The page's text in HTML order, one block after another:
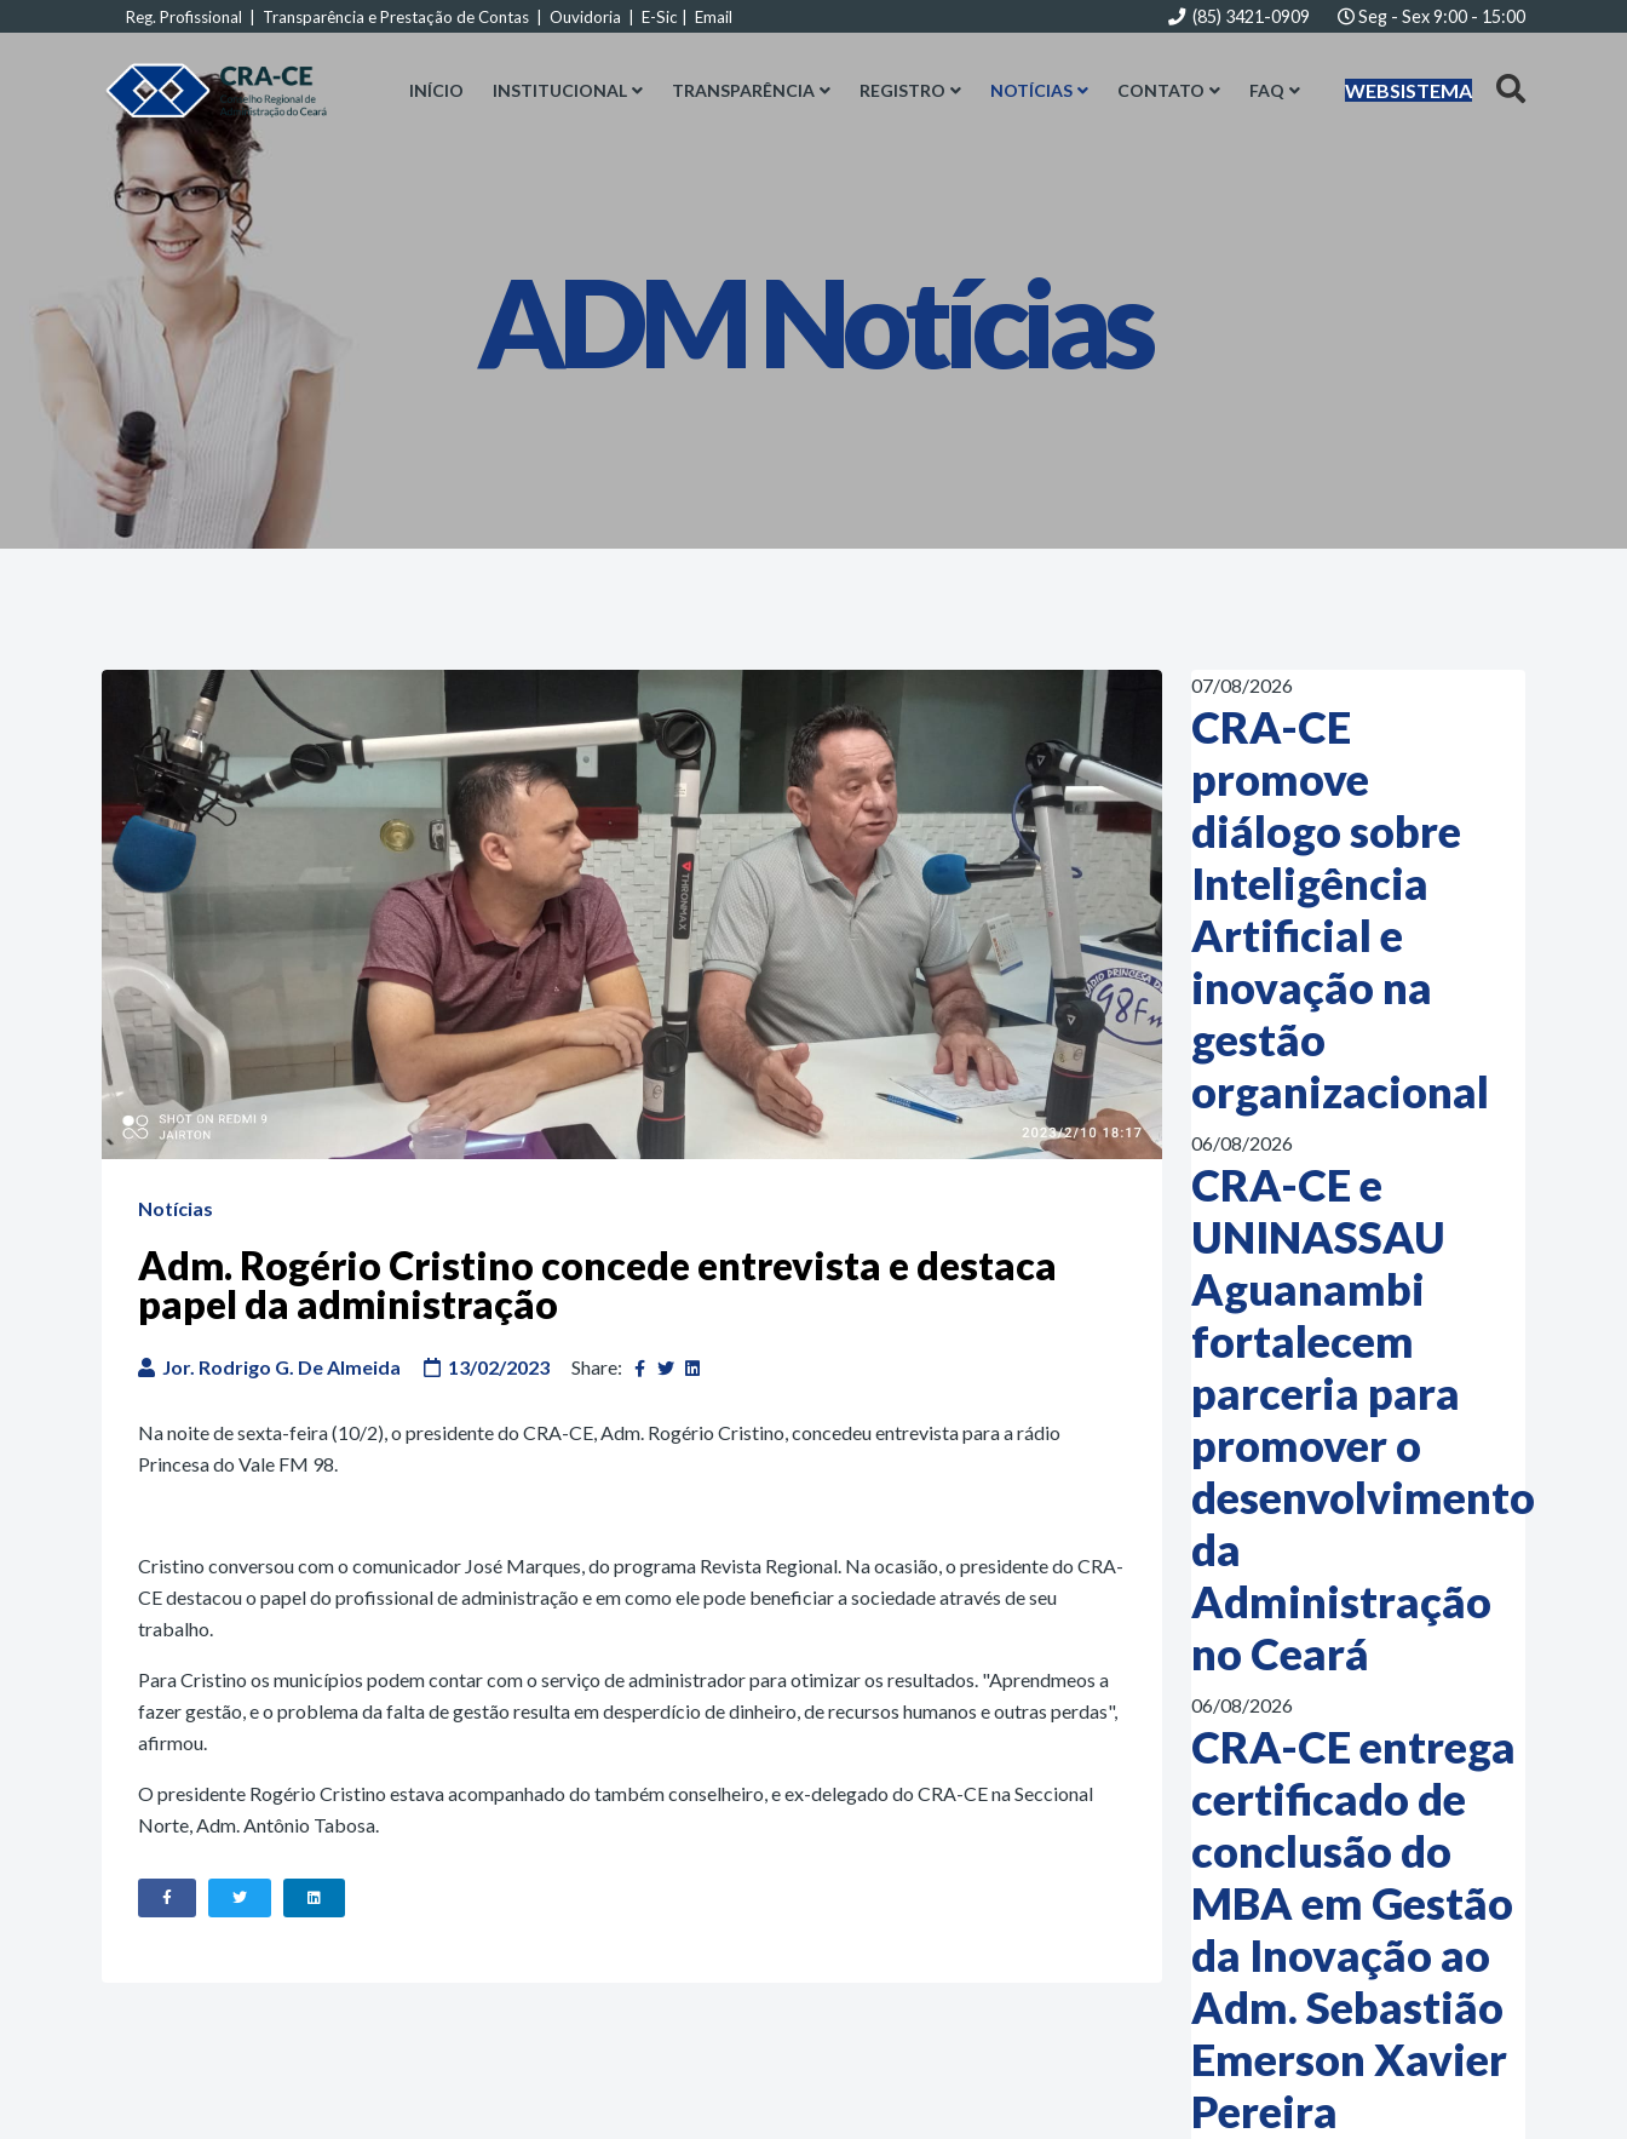
Reg. Profissional Transparência e Prestação de Contas Ouvidoria E-Sic Email (85) 3421-0909 Seg - Sex 9:00 - 15:00
WEBSISTEMA
INÍCIO INSTITUCIONAL TRANSPARÊNCIA REGISTRO NOTÍCIAS CONTATO FAQ
ADM Notícias
Notícias
Adm. Rogério Cristino concede entrevista e destaca
papel da administração
Jor. Rodrigo G. De Almeida 13/02/2023 Share:
Na noite de sexta-feira (10/2), o presidente do CRA-CE, Adm. Rogério Cristino, concedeu entrevista para a rádio
Princesa do Vale FM 98.
Cristino conversou com o comunicador José Marques, do programa Revista Regional. Na ocasião, o presidente do CRA-
CE destacou o papel do profissional de administração e em como ele pode beneficiar a sociedade através de seu
trabalho.
Para Cristino os municípios podem contar com o serviço de administrador para otimizar os resultados. "Aprendmeos a
fazer gestão, e o problema da falta de gestão resulta em desperdício de dinheiro, de recursos humanos e outras perdas",
afirmou.
O presidente Rogério Cristino estava acompanhado do também conselheiro, e ex-delegado do CRA-CE na Seccional
Norte, Adm. Antônio Tabosa.
07/08/2026
CRA-CE
promove
diálogo sobre
Inteligência
Artificial e
inovação na
gestão
organizacional
06/08/2026
CRA-CE e
UNINASSAU
Aguanambi
fortalecem
parceria para
promover o
desenvolvimento
da
Administração
no Ceará
06/08/2026
CRA-CE entrega
certificado de
conclusão do
MBA em Gestão
da Inovação ao
Adm. Sebastião
Emerson Xavier
Pereira